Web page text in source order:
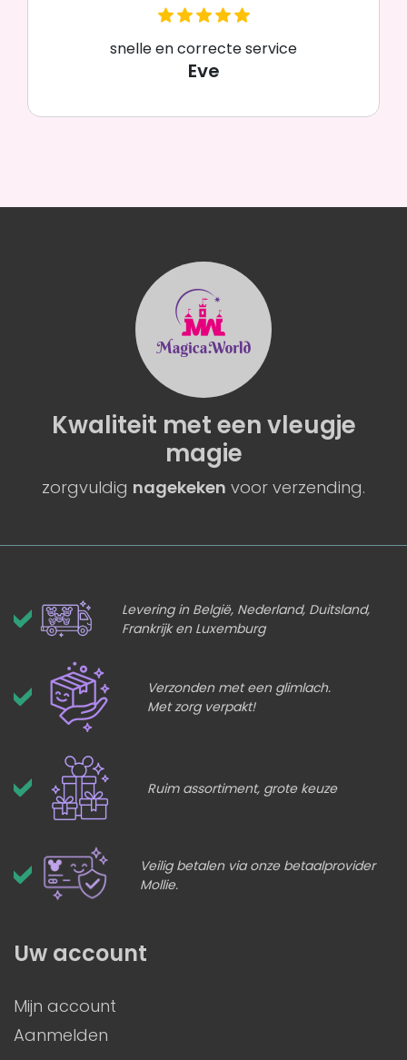
snelle en correcte service
Eve
Kwaliteit met eenvleugje
magie
zorgvuldig nagekeken voor verzending.
Levering in België, Nederland, Duitsland,
Frankrijk en Luxemburg
Verzonden met een glimlach.
Met zorg verpakt!
Ruim assortiment, grote keuze
Veilig betalen via onze betaalprovider
Mollie.
Uw account
Mijn account
Aanmelden